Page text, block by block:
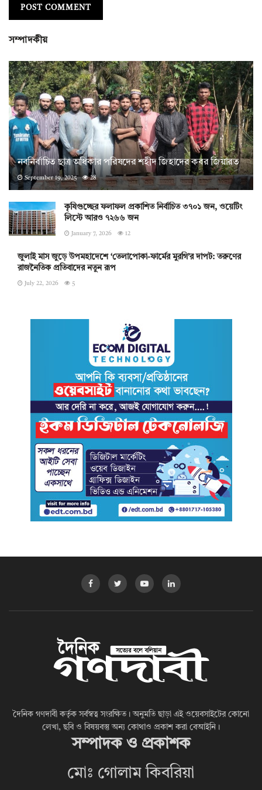
সম্পাদকীয়
নবনির্বাচিত ছাত্র অধিকার পরিষদের শহীদ জিহাদের কবর জিয়ারত
September 19, 2025 28
কৃষিগুচ্ছের ফলাফল প্রকাশিত নির্বাচিত ৩৭০১ জন, ওয়েটিং
লিস্টে আরও ৭২৬৬ জন
January 7, 2026 12
জুলাই মাস জুড়ে উপমহাদেশে ‘তেলাপোকা-ফার্মের মুরগি’র দাপট: তরুণের
রাজনৈতিক প্রতিবাদের নতুন রূপ
July 22, 2026 5
দৈনিক গণদাবী কর্তৃক সর্বস্বত্ব সংরক্ষিত। অনুমতি ছাড়া এই ওয়েবসাইটের কোনো
লেখা, ছবি ও বিষয়বস্তু অন্য কোথাও প্রকাশ করা বেআইনি।
সম্পাদক ও প্রকাশক
মোঃ গোলাম কিবরিয়া